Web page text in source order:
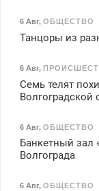
6 Авг, ОБЩЕСТВО
Танцоры из
6 Авг,
Семь телят
Волгоградской
6 Авг, ОБЩЕСТВО
Банкетный зал
Волгограда
6 Авг, ОБЩЕСТВО